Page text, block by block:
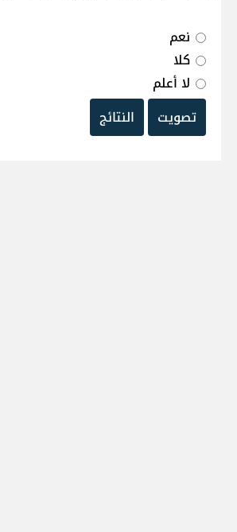
نعم
كلا
لا أعلم
تصويت
النتائج